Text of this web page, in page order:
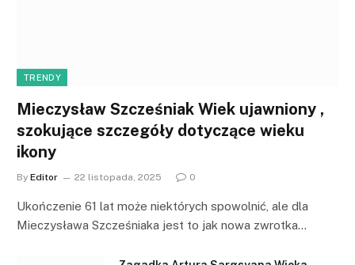
TRENDY
Mieczysław Szcześniak Wiek ujawniony ,
szokujące szczegóły dotyczące wieku
ikony
By Editor 22 listopada, 2025 0
Ukończenie 61 lat może niektórych spowolnić, ale dla
Mieczysława Szcześniaka jest to jak nowa zwrotka…